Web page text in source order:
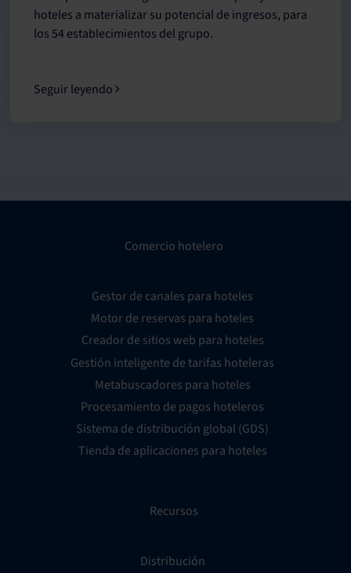
hoteles a materializar su potencial de ingresos, para
los 54 establecimientos del grupo.
Seguir leyendo
Comercio hotelero
Gestor de canales para hoteles
Motor de reservas para hoteles
Creador de sitios web para hoteles
Gestión inteligente de tarifas hoteleras
Metabuscadores para hoteles
Procesamiento de pagos hoteleros
Sistema de distribución global (GDS)
Tienda de aplicaciones para hoteles
Recursos
Distribución